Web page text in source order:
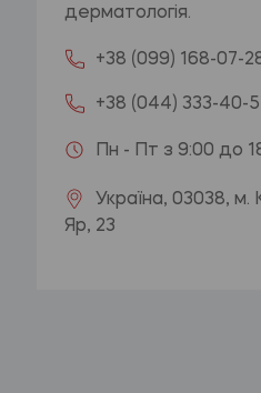
дерматологія.
+38 (099) 168-07-
+38 (044) 333-40-
Пн - Пт з 9:00 до
Україна, 03038, м.
Яр, 23